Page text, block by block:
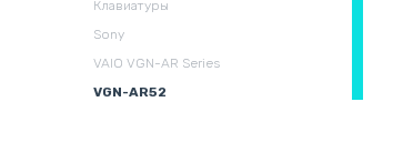
охлаждения в сборе
Клавиатуры
Sony
VAIO VGN-AR Series
VGN-AR52